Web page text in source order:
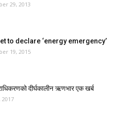
29, 2013
to declare ‘energy emergency’
19, 2015
दीर्घकालीन ऋणभार एक खर्ब
2017